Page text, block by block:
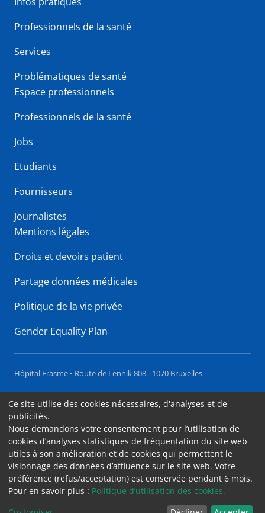
Professionnels de la santé
Services
Problématiques de santé
Espace professionnels
Professionnels de la santé
Jobs
Etudiants
Fournisseurs
Journalistes
Mentions légales
Droits et devoirs patient
Partage données médicales
Politique de la vie privée
Gender Equality Plan
Hôpital Erasme • Route de Lennik 808 - 1070 Bruxelles
Accessibilité
Contact
Cookies
Mentions légales
Ce site utilise des cookies nécessaires, d'analyses et de
publicités.
Nous demandons votre consentement pour l’utilisation de
cookies d’analyses statistiques de fréquentation du site web
utiles à son amélioration et de cookies qui permettent le
visionnage des données d’affluence sur le site web. Votre
préférence (refus/acceptation) est conservée pendant 6 mois.
Pour en savoir plus : Politique d’utilisation des cookies.